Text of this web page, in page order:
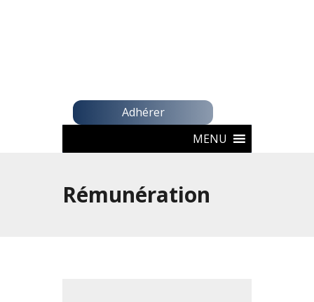
Adhérer
MENU
Rémunération